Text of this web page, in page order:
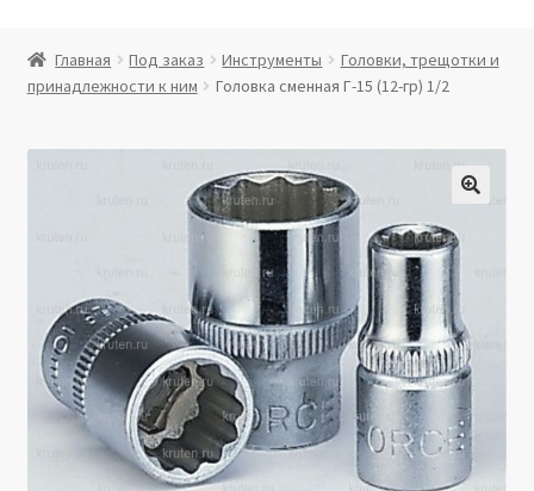
Витрина
Мой аккаунт
Политика в отношении обработки персональных
Производители
Юридические данные
Главная Под заказ Инструменты
Головки, трещотки и
принадлежности к ним
Головка сменная Г-15 (12-гр) 1/2